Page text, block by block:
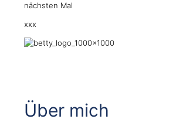
nächsten Mal
xxx
Über mich